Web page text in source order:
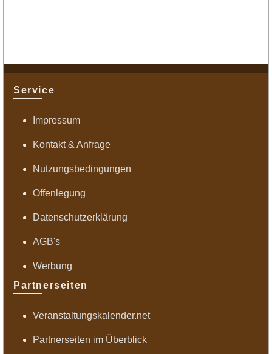
Service
Impressum
Kontakt & Anfrage
Nutzungsbedingungen
Offenlegung
Datenschutzerklärung
AGB's
Werbung
Partnerseiten
Veranstaltungskalender.net
Partnerseiten im Überblick